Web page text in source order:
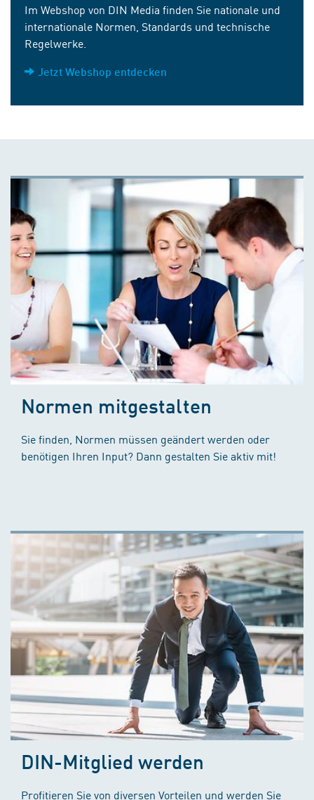
Im Webshop von DIN Media finden Sie nationale und
internationale Normen, Standards und technische
Regelwerke.
Jetzt Webshop entdecken
Normen mitgestalten
Sie finden, Normen müssen geändert werden oder
benötigen Ihren Input? Dann gestalten Sie aktiv mit!
DIN-Mitglied werden
Profitieren Sie von diversen Vorteilen und werden Sie